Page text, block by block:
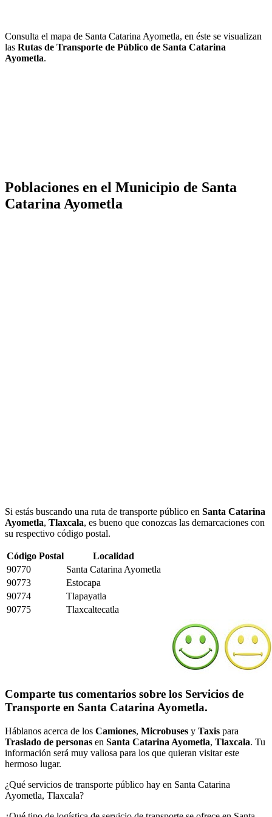
Consulta el mapa de Santa Catarina Ayometla, en éste se visualizan
las Rutas de Transporte de Público de Santa Catarina
Ayometla.
Poblaciones en el Municipio de Santa
Catarina Ayometla
Si estás buscando una ruta de transporte público en Santa Catarina
Ayometla, Tlaxcala, es bueno que conozcas las demarcaciones con
su respectivo código postal.
Código Postal
Localidad
90770
Santa Catarina Ayometla
90773
Estocapa
90774
Tlapayatla
90775
Tlaxcaltecatla
Comparte tus comentarios sobre los Servicios de
Transporte en Santa Catarina Ayometla.
Háblanos acerca de los Camiones, Microbuses y Taxis para
Traslado de personas en Santa Catarina Ayometla, Tlaxcala. Tu
información será muy valiosa para los que quieran visitar este
hermoso lugar.
¿Qué servicios de transporte público hay en Santa Catarina
Ayometla, Tlaxcala?